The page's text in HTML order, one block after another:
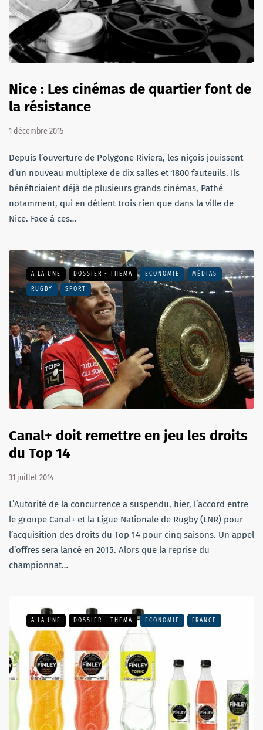
Nice : Les cinémas de quartier font de
la résistance
1 décembre 2015
Depuis l’ouverture de Polygone Riviera, les niçois jouissent
d’un nouveau multiplexe de dix salles et 1800 fauteuils. Ils
bénéficiaient déjà de plusieurs grands cinémas, Pathé
notamment, qui en détient trois rien que dans la ville de
Nice. Face à ces…
A LA UNE DOSSIER - THEMA ECONOMIE MÉDIAS
RUGBY SPORT
Canal+ doit remettre en jeu les droits
du Top 14
31 juillet 2014
L’Autorité de la concurrence a suspendu, hier, l’accord entre
le groupe Canal+ et la Ligue Nationale de Rugby (LNR) pour
l’acquisition des droits du Top 14 pour cinq saisons. Un appel
d’offres sera lancé en 2015. Alors que la reprise du
championnat…
A LA UNE DOSSIER - THEMA ECONOMIE FRANCE